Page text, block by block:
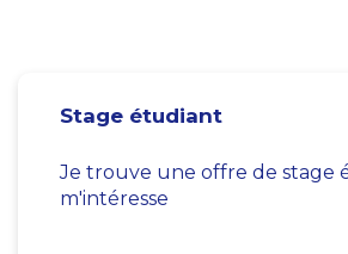
Stage étudiant
Je trouve une offre de stage
m'intéresse